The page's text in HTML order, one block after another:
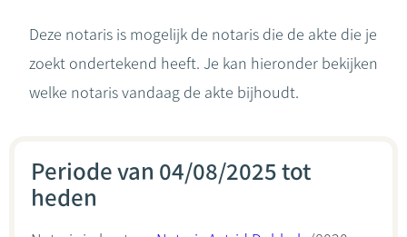
Over de notaris
Deze notaris is mogelijk de notaris die de akte die je
zoekt ondertekend heeft. Je kan hieronder bekijken
welke notaris vandaag de akte bijhoudt.
Periode van 04/08/2025 tot
heden